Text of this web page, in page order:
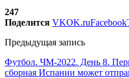
247
Поделится VKOK.ruFacebook
Предыдущая запись
Футбол. ЧМ-2022. День 8.
сборная Испании может